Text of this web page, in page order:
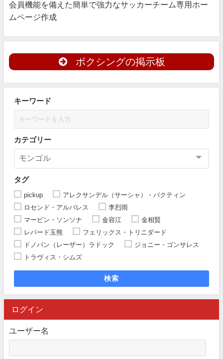
会員機能を備えた簡単で強力なサッカーチーム専用ホー
ムページ作成
ボクシングの掲示板
キーワード
カテゴリー
タグ
pickup
アレクサンデル（サーシャ）・バクティン
ロセンド・アルバレス
李烈雨
マービン・ソンソナ
金容江
金相賢
レパード玉熊
フェリックス・トリニダード
ドノバン（レーザー）ラドック
ジョニー・ゴンサレス
トラヴィス・シムズ
検索
ログイン
ユーザー名